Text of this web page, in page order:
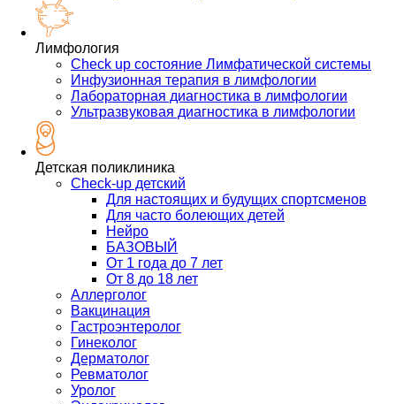
Лимфология
Check up состояние Лимфатической системы
Инфузионная терапия в лимфологии
Лабораторная диагностика в лимфологии
Ультразвуковая диагностика в лимфологии
Детская поликлиника
Check-up детский
Для настоящих и будущих спортсменов
Для часто болеющих детей
Нейро
БАЗОВЫЙ
От 1 года до 7 лет
От 8 до 18 лет
Аллерголог
Вакцинация
Гастроэнтеролог
Гинеколог
Дерматолог
Ревматолог
Уролог